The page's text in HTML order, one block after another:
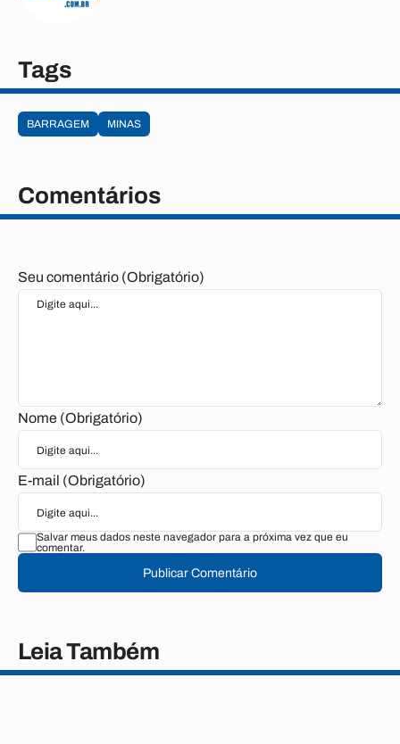
Tags
BARRAGEM MINAS
Comentários
Seu comentário (Obrigatório)
Nome (Obrigatório)
E-mail (Obrigatório)
Salvar meus dados neste navegador para a próxima vez que eu
comentar.
Publicar Comentário
Leia Também